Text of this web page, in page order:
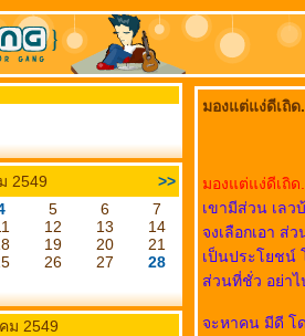
2549
>>
5 6
7
12 13
14
19 20
21
26 27
28
ม 2549
มองแต่แง่ดีเถิด
มองแต่แง่ดีเถิด
เขามีส่วน เลว
จงเลือกเอา ส่
เป็นประโยชน์
ส่วนที่ชั่ว อย่าไ
จะหาคน มีดี โ